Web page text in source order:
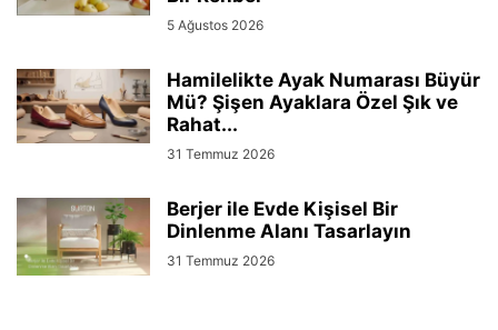
5 Ağustos 2026
Hamilelikte Ayak Numarası Büyür
Mü? Şişen Ayaklara Özel Şık ve
Rahat...
31 Temmuz 2026
Berjer ile Evde Kişisel Bir
Dinlenme Alanı Tasarlayın
31 Temmuz 2026